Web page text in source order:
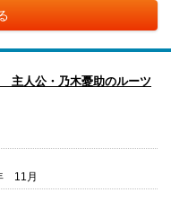
主人公・乃木憂助のルーツ
11月